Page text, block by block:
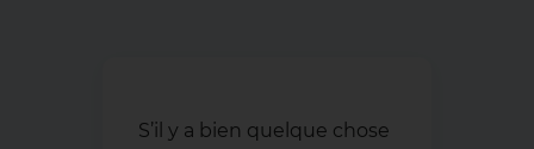
S’il y a bien quelque chose